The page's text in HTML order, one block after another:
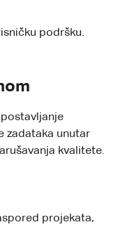
podršku.
zadataka unutar
kvalitete.
projekata,